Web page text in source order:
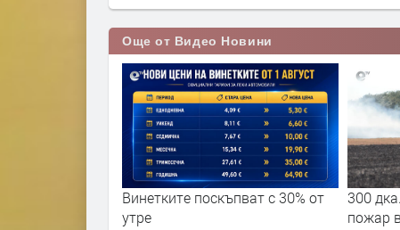
Още от Видео Новини
Винетките поскъпват с 30% от
утре
300
пожар